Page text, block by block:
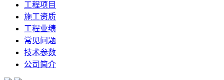
工程项目
施工资质
工程业绩
常见问题
技术参数
公司简介